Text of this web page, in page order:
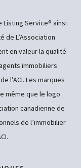
Listing Service® ainsi
de L’Association
en valeur la qualité
immobiliers
l’ACI. Les marques
même que le logo
canadienne de
de l’immobilier